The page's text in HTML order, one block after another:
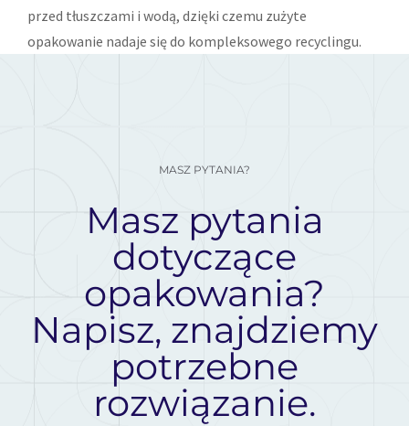
przed tłuszczami i wodą, dzięki czemu zużyte
opakowanie nadaje się do kompleksowego recyclingu.
MASZ PYTANIA?
Masz pytania
dotyczące
opakowania?
Napisz, znajdziemy
potrzebne
rozwiązanie.